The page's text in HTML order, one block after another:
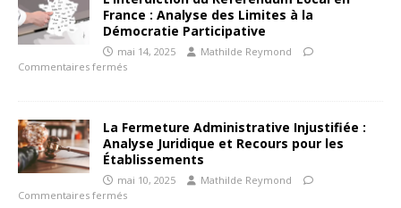
France : Analyse des Limites à la
Démocratie Participative
mai 14, 2025
Mathilde Reymond
Commentaires fermés
La Fermeture Administrative Injustifiée :
Analyse Juridique et Recours pour les
Établissements
mai 10, 2025
Mathilde Reymond
Commentaires fermés